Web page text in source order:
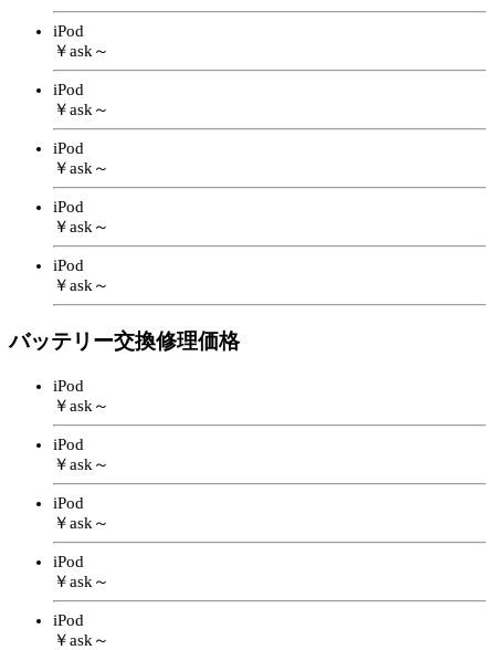
iPod
￥ask～
iPod
￥ask～
iPod
￥ask～
iPod
￥ask～
iPod
￥ask～
バッテリー交換修理価格
iPod
￥ask～
iPod
￥ask～
iPod
￥ask～
iPod
￥ask～
iPod
￥ask～